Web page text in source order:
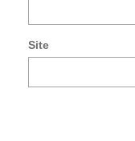
Site